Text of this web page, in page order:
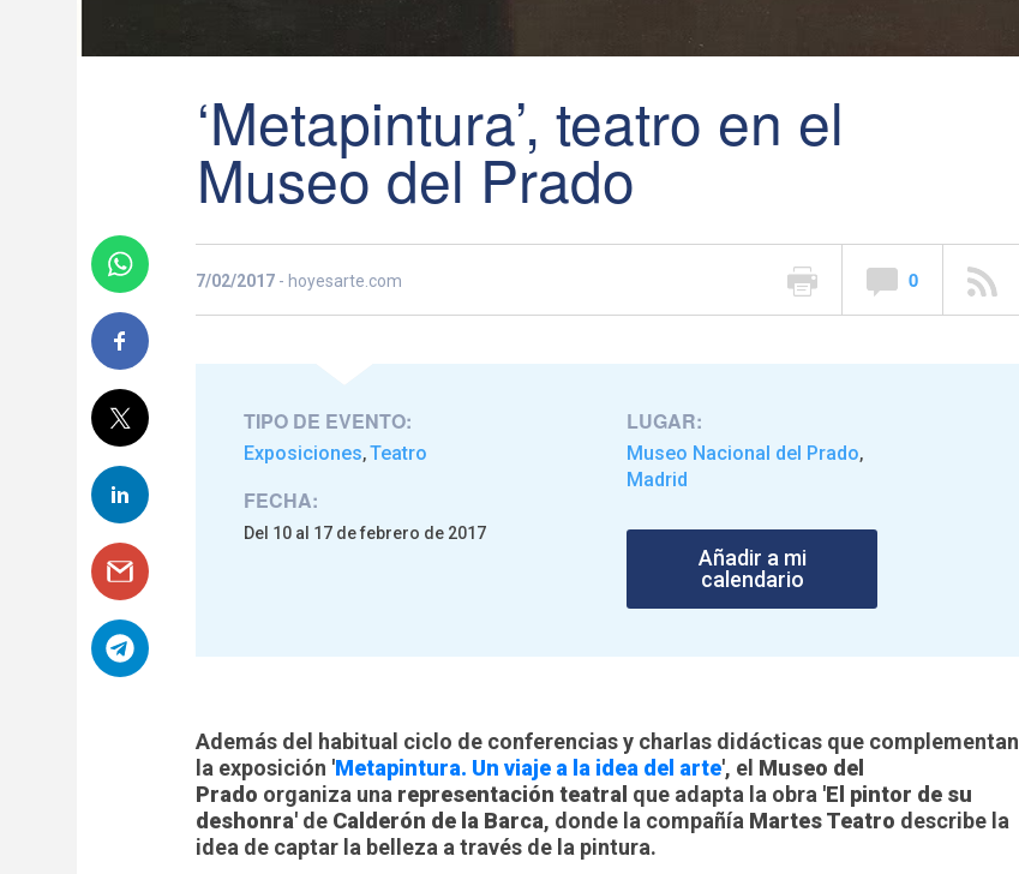
‘Metapintura’, teatro en el
Museo del Prado
7/02/2017 - hoyesarte.com 0
TIPO DE EVENTO:
Exposiciones,Teatro
FECHA:
Del 10 al 17 de febrero de 2017
LUGAR:
Museo Nacional del Prado,
Madrid
Añadir a mi
calendario
Además del habitual ciclo de conferencias y charlas didácticas que complementan
la exposición 'Metapintura. Un viaje a la idea del arte', el Museo del
Prado organiza una representación teatral que adapta la obra 'El pintor de su
deshonra' de Calderón de la Barca, donde la compañía Martes Teatro describe la
idea de captar la belleza a través de la pintura.